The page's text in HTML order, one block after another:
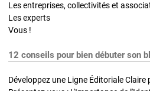
Les entreprises, collectivités et
Les experts
Vous !
12 conseils pour bien débuter son
Développez une Ligne Éditoriale Claire